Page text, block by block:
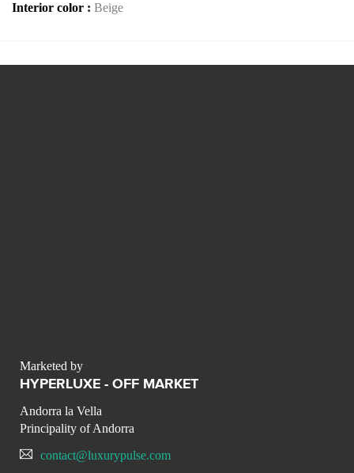
Interior color : Beige
Marketed by
HYPERLUXE - OFF MARKET
Andorra la Vella
Principality of Andorra
contact@luxurypulse.com